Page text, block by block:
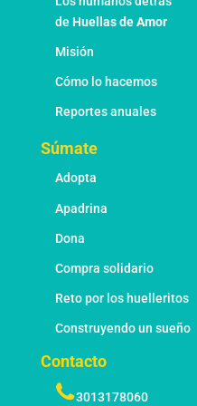
de Huellas de Amor
Misión
Cómo lo hacemos
Reportes anuales
Súmate
Adopta
Apadrina
Dona
Compra solidario
Reto por los huelleritos
Construyendo un sueño
Contacto
3013178060